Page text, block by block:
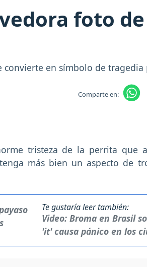
foto
convierte en símbolo de
Comparte en:
tristeza de la perrita que
más bien un aspecto de
Te gustaría leer también:
Video: Broma en Brasil
'it' causa pánico en los